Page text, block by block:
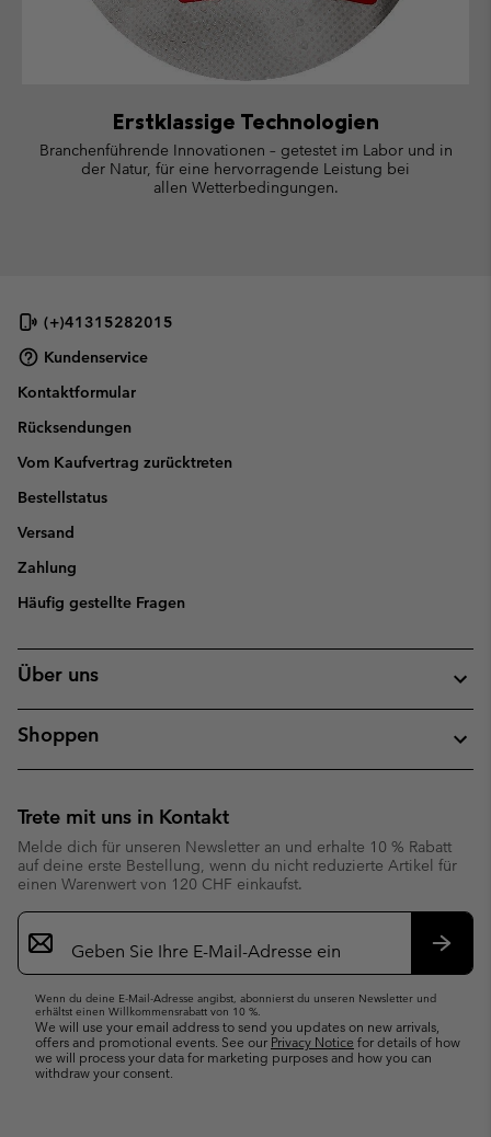
Erstklassige Technologien
Branchenführende Innovationen – getestet im Labor und in
der Natur, für eine hervorragende Leistung bei
allen Wetterbedingungen.
(+)41315282015
Kundenservice
Kontaktformular
Rücksendungen
Vom Kaufvertrag zurücktreten
Bestellstatus
Versand
Zahlung
Häufig gestellte Fragen
Über uns
Shoppen
Trete mit uns in Kontakt
Melde dich für unseren Newsletter an und erhalte 10 % Rabatt
auf deine erste Bestellung, wenn du nicht reduzierte Artikel für
einen Warenwert von 120 CHF einkaufst.
Newsletter-
Anmeldung
Wenn du deine E-Mail-Adresse angibst, abonnierst du unseren Newsletter und
erhältst einen Willkommensrabatt von 10 %.
We will use your email address to send you updates on new arrivals,
offers and promotional events. See our Privacy Notice for details of how
we will process your data for marketing purposes and how you can
withdraw your consent.